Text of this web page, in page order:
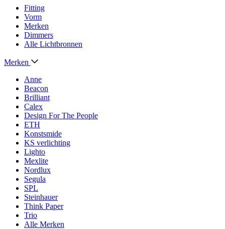
Fitting
Vorm
Merken
Dimmers
Alle Lichtbronnen
Merken
Anne
Beacon
Brilliant
Calex
Design For The People
ETH
Konstsmide
KS verlichting
Lighto
Mexlite
Nordlux
Segula
SPL
Steinhauer
Think Paper
Trio
Alle Merken